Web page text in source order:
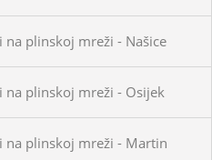
plinskoj mreži - Našice
plinskoj mreži - Osijek
na plinskoj mreži - Martin